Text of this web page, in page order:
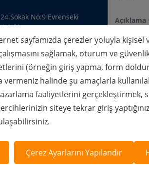
No:9 Evrenseki
Türkiye
-Apple Maps​
(242) 212 14 32
Açıklama
İletişim
sayfamızda çerezler yoluyla
sağlamak, oturum ve
(örneğin giriş yapma, form
vermeniz halinde şu amaçlarla
faaliyetlerini gerçekleştirmek,
siteye tekrar giriş
Çerez Ayarlarını Yapılandır